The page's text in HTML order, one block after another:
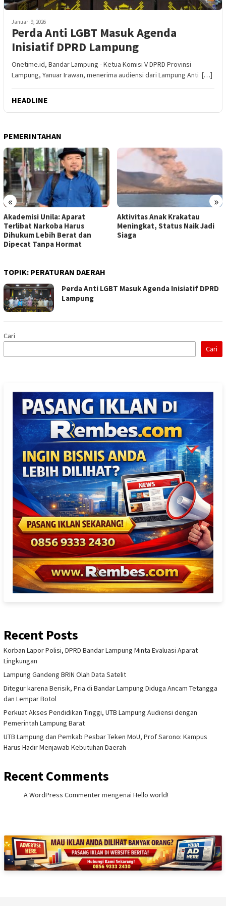
Januari 9, 2026
Perda Anti LGBT Masuk Agenda
Inisiatif DPRD Lampung
Onetime.id, Bandar Lampung - Ketua Komisi V DPRD Provinsi
Lampung, Yanuar Irawan, menerima audiensi dari Lampung Anti […]
HEADLINE
PEMERINTAHAN
« »
Akademisi Unila: Aparat
Terlibat Narkoba Harus
Dihukum Lebih Berat dan
Dipecat Tanpa Hormat
Aktivitas Anak Krakatau
Meningkat, Status Naik Jadi
Siaga
TOPIK: PERATURAN DAERAH
Perda Anti LGBT Masuk Agenda Inisiatif DPRD
Lampung
Cari
Cari
Recent Posts
Korban Lapor Polisi, DPRD Bandar Lampung Minta Evaluasi Aparat
Lingkungan
Lampung Gandeng BRIN Olah Data Satelit
Ditegur karena Berisik, Pria di Bandar Lampung Diduga Ancam Tetangga
dan Lempar Botol
Perkuat Akses Pendidikan Tinggi, UTB Lampung Audiensi dengan
Pemerintah Lampung Barat
UTB Lampung dan Pemkab Pesbar Teken MoU, Prof Sarono: Kampus
Harus Hadir Menjawab Kebutuhan Daerah
Recent Comments
A WordPress Commentermengenai Hello world!